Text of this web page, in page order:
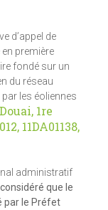
d’appel de
première
fondé sur un
du réseau
les éoliennes
1re
11DA01138,
administratif
que le
par le Préfet